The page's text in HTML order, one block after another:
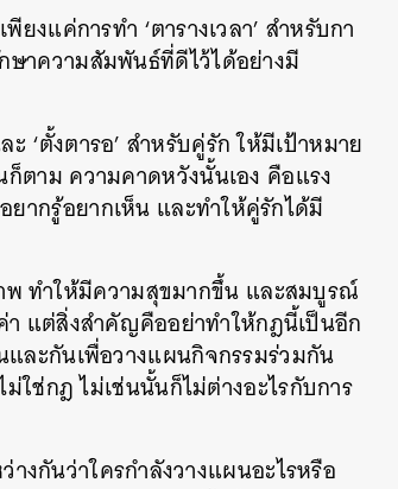
ยงแค่การทำ ‘ตารางเวลา’ สำหรับกา
ษาความสัมพันธ์ที่ดีไว้ได้อย่างมี
‘ตั้งตารอ’ สำหรับคู่รัก ให้มีเป้าหมาย
ตาม ความคาดหวังนั้นเอง คือแรง
ากรู้อยากเห็น และทำให้คู่รักได้มี
ทำให้มีความสุขมากขึ้น และสมบูรณ์
า แต่สิ่งสำคัญคืออย่าทำให้กฎนี้เป็นอีก
และกันเพื่อวางแผนกิจกรรมร่วมกัน
ใช่กฎ ไม่เช่นนั้นก็ไม่ต่างอะไรกับการ
งกันว่าใครกำลังวางแผนอะไรหรือ